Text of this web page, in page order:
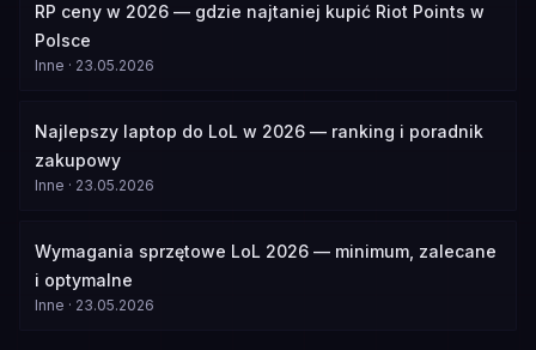
RP ceny w 2026 — gdzie najtaniej kupić Riot Points w
Polsce
Inne · 23.05.2026
Najlepszy laptop do LoL w 2026 — ranking i poradnik
zakupowy
Inne · 23.05.2026
Wymagania sprzętowe LoL 2026 — minimum, zalecane
i optymalne
Inne · 23.05.2026